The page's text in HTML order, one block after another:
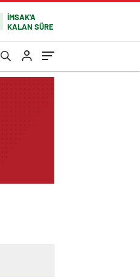
İMSAK'A
KALAN SÜRE